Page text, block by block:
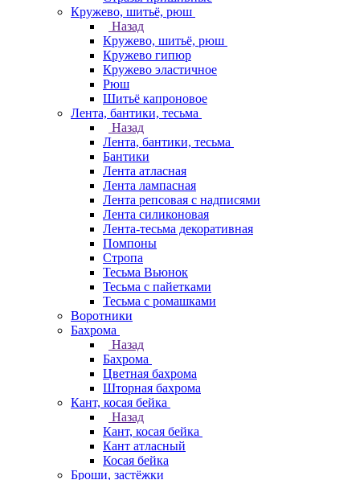
Кружево, шитьё, рюш
Назад
Кружево, шитьё, рюш
Кружево гипюр
Кружево эластичное
Рюш
Шитьё капроновое
Лента, бантики, тесьма
Назад
Лента, бантики, тесьма
Бантики
Лента атласная
Лента лампасная
Лента репсовая с надписями
Лента силиконовая
Лента-тесьма декоративная
Помпоны
Стропа
Тесьма Вьюнок
Тесьма с пайетками
Тесьма с ромашками
Воротники
Бахрома
Назад
Бахрома
Цветная бахрома
Шторная бахрома
Кант, косая бейка
Назад
Кант, косая бейка
Кант атласный
Косая бейка
Броши, застёжки